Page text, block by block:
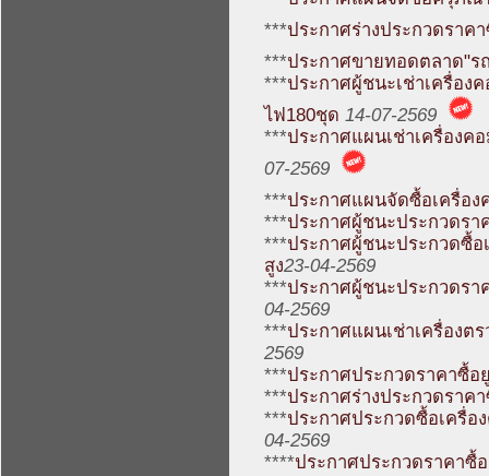
***ประกาศร่างประกวดราค
***ประกาศขายทอดตลาด"ร
***ประกาศผู้ชนะเช่าเครื่อง
ไฟ180ชุด 14-07-2569
***ประกาศแผนเช่าเครื่องค
07-2569
***ประกาศแผนจัดซื้อเครื่อง
***ประกาศผู้ชนะประกวดร
***ประกาศผู้ชนะประกวดซื้อ
สูง23-04-2569
***ประกาศผู้ชนะประกวดร
04-2569
***ประกาศแผนเช่าเครื่องต
2569
***ประกาศประกวดราคาซื้
***ประกาศร่างประกวดราค
***ประกาศประกวดซื้อเครื่อ
04-2569
****ประกาศประกวดราคาซื้